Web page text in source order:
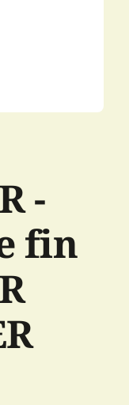
-
fin